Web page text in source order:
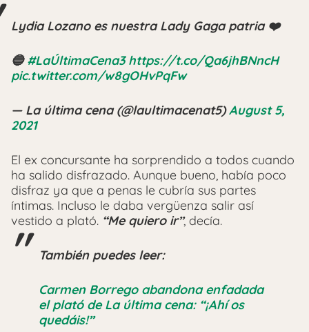
Lydia Lozano es nuestra Lady Gaga patria ❤️
🔵#LaÚltimaCena3 https://t.co/Qa6jhBNncH
pic.twitter.com/w8gOHvPqFw
— La última cena (@laultimacenat5)August 5,
2021
El ex concursante ha sorprendido a todos cuando
ha salido disfrazado. Aunque bueno, había poco
disfraz ya que a penas le cubría sus partes
íntimas. Incluso le daba vergüenza salir así
vestido a plató. “Me quiero ir”, decía.
También puedes leer:
Carmen Borrego abandona enfadada
el plató de La última cena: “¡Ahí os
quedáis!”